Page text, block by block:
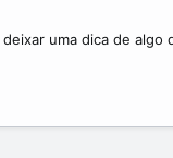
uma dica de